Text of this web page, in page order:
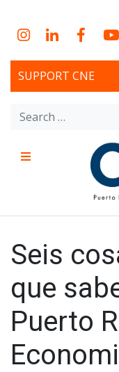
contentInstagram
LinkedIn
SUPPORT CNE
Search
CNE –
Nueva
for a
Non-profit,
Seis
que
Puerto